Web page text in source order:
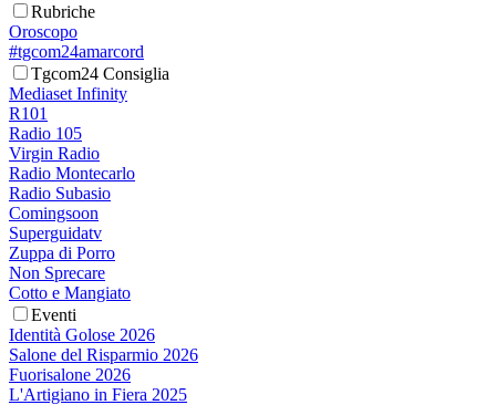
Rubriche
Oroscopo
#tgcom24amarcord
Tgcom24 Consiglia
Mediaset Infinity
R101
Radio 105
Virgin Radio
Radio Montecarlo
Radio Subasio
Comingsoon
Superguidatv
Zuppa di Porro
Non Sprecare
Cotto e Mangiato
Eventi
Identità Golose 2026
Salone del Risparmio 2026
Fuorisalone 2026
L'Artigiano in Fiera 2025